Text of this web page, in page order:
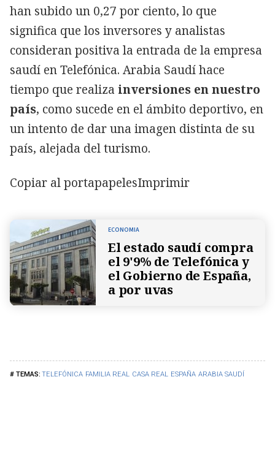
TELEFÓNICA FAMILIA REAL CASA REAL ESPAÑA ARABIA SAUDÍ
han subido un 0,27 por ciento, lo que
significa que los inversores y analistas
consideran positiva la entrada de la empresa
saudí en Telefónica. Arabia Saudí hace
tiempo que realiza inversiones en nuestro
país, como sucede en el ámbito deportivo, en
un intento de dar una imagen distinta de su
país, alejada del turismo.
Copiar al portapapelesImprimir
ECONOMIA
El estado saudí compra
el 9'9% de Telefónica y
el Gobierno de España,
a por uvas